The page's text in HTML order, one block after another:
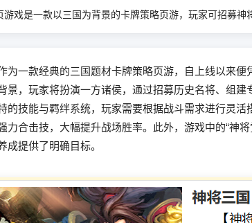
游戏是一款以三国为背景的卡牌策略页游，玩家可招募神
为一款经典的三国题材卡牌策略页游，自上线以来
景，玩家将扮演一方诸侯，通过招募历史名将、组建
的技能与羁绊系统，玩家需要根据战斗需求进行灵
力合击技，大幅提升战场胜率。此外，游戏中的“神
成提供了明确目标。